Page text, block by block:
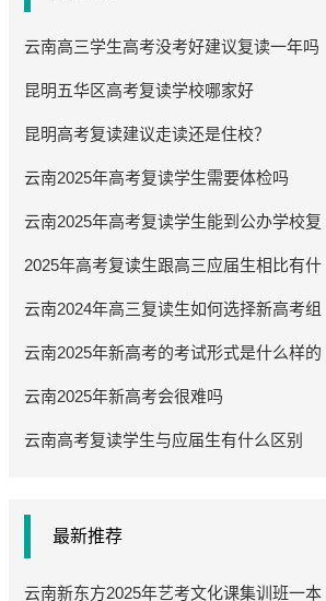
云南高三学生高考没考好建议复读一年吗
昆明五华区高考复读学校哪家好
昆明高考复读建议走读还是住校？
云南2025年高考复读学生需要体检吗
云南2025年高考复读学生能到公办学校复
读吗
2025年高考复读生跟高三应届生相比有什
么优势
云南2024年高三复读生如何选择新高考组
合
云南2025年新高考的考试形式是什么样的
云南2025年新高考会很难吗
云南高考复读学生与应届生有什么区别
最新推荐
云南新东方2025年艺考文化课集训班一本